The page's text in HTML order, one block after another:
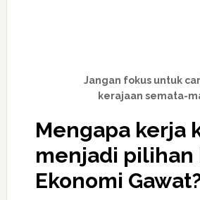
Jangan fokus untuk
kerajaan semata-
Mengapa kerja
menjadi pilihan
Ekonomi